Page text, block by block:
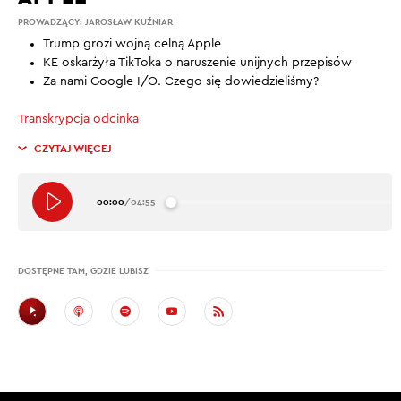
PROWADZĄCY: JAROSŁAW KUŹNIAR
Trump grozi wojną celną Apple
KE oskarżyła TikToka o naruszenie unijnych przepisów
Za nami Google I/O. Czego się dowiedzieliśmy?
Transkrypcja odcinka
CZYTAJ WIĘCEJ
00:00/04:55
DOSTĘPNE TAM, GDZIE LUBISZ